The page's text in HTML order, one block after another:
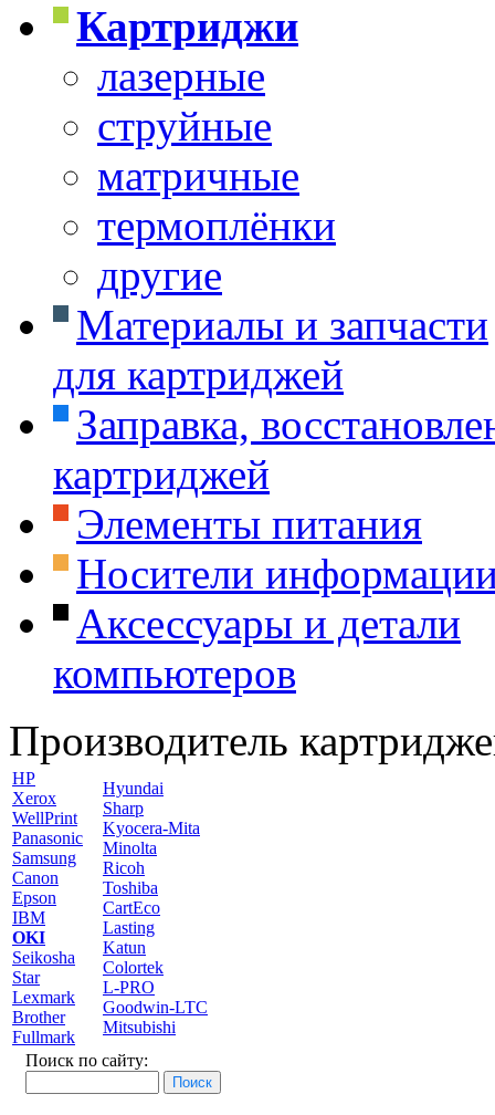
Картриджи
лазерные
струйные
матричные
термоплёнки
другие
Материалы и запчасти
для картриджей
Заправка,
картриджей
Элементы питания
Носители
Аксессуары и детали
компьютеров
Производитель
HP
Xerox
WellPrint
Panasonic
Samsung
Canon
Epson
IBM
OKI
Seikosha
Star
Lexmark
Brother
Fullmark
Hyundai
Sharp
Kyocera-Mita
Minolta
Ricoh
Toshiba
CartEco
Lasting
Katun
Colortek
L-PRO
Goodwin-LTC
Mitsubishi
Поиск по сайту: